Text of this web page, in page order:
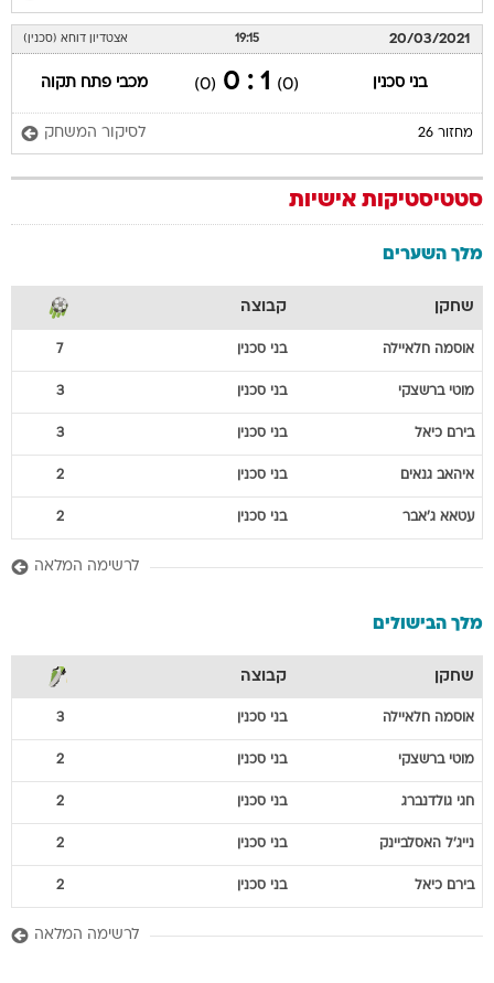
20/03/2021
19:15 אצטדיון דוחא (סכנין)
בני סכנין (0)
1 : 0
(0) מכבי פתח תקוה
מחזור 26 לסיקור המשחק
סטטיסטיקות אישיות
מלך השערים
שחקן קבוצה
אוסמה חלאיילה בני סכנין 7
מוטי ברשצקי בני סכנין 3
בירם כיאל בני סכנין 3
איהאב גנאים בני סכנין 2
עטאא ג'אבר בני סכנין 2
לרשימה המלאה
מלך הבישולים
שחקן קבוצה
אוסמה חלאיילה בני סכנין 3
מוטי ברשצקי בני סכנין 2
חגי גולדנברג בני סכנין 2
נייג'ל האסלביינק בני סכנין 2
בירם כיאל בני סכנין 2
לרשימה המלאה